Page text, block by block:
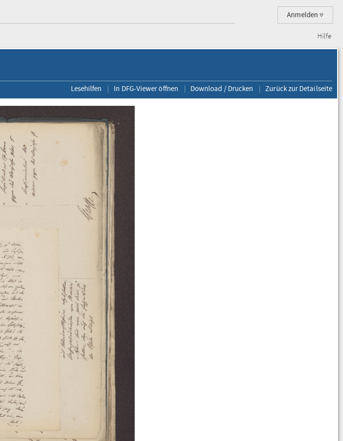
Anmelden
Hilfe
Lesehilfen In DFG-Viewer öffnen Download / Drucken Zurück zur Detailseite